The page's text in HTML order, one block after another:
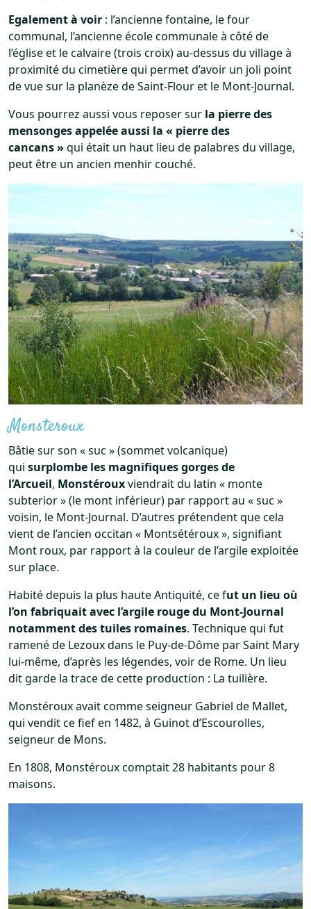
Egalement à voir : l’ancienne fontaine, le four
communal, l’ancienne école communale à côté de
l’église et le calvaire (trois croix) au-dessus du village à
proximité du cimetière qui permet d’avoir un joli point
de vue sur la planèze de Saint-Flour et le Mont-Journal.
Vous pourrez aussi vous reposer sur la pierre des
mensonges appelée aussi la « pierre des
cancans »qui était un haut lieu de palabres du village,
peut être un ancien menhir couché.
Monsteroux
Bâtie sur son « suc » (sommet volcanique)
qui surplombe les magnifiques gorges de
l’Arcueil, Monstérouxviendrait du latin « monte
subterior » (le mont inférieur) par rapport au « suc »
voisin, le Mont-Journal. D’autres prétendent que cela
vient de l’ancien occitan « Montsétéroux », signifiant
Mont roux, par rapport à la couleur de l’argile exploitée
sur place.
Habité depuis la plus haute Antiquité, ce fut un lieu où
l’on fabriquait avec l’argile rouge du Mont-Journal
notamment des tuiles romaines. Technique qui fut
ramené de Lezoux dans le Puy-de-Dôme par Saint Mary
lui-même, d’après les légendes, voir de Rome. Un lieu
dit garde la trace de cette production : La tuilière.
Monstéroux avait comme seigneur Gabriel de Mallet,
qui vendit ce fief en 1482, à Guinot d’Escourolles,
seigneur de Mons.
En 1808, Monstéroux comptait 28 habitants pour 8
maisons.